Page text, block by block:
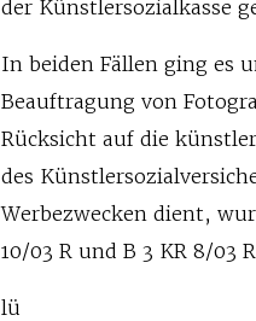
der Künstlersozialkasse
In beiden Fällen ging es
Beauftragung von
Rücksicht auf die
des
Werbezwecken dient,
10/03 R und B 3 KR 8/03
lü